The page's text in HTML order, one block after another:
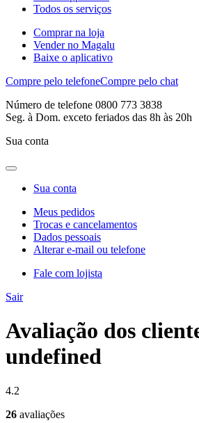
Todos os serviços
Comprar na loja
Vender no Magalu
Baixe o aplicativo
Compre pelo telefoneCompre pelo chat
Número de telefone 0800 773 3838
Seg. à Dom. exceto feriados das 8h às 20h
Sua conta
Sua conta
Meus pedidos
Trocas e cancelamentos
Dados pessoais
Alterar e-mail ou telefone
Fale com lojista
Sair
Avaliação dos
undefined
4.2
26 avaliações